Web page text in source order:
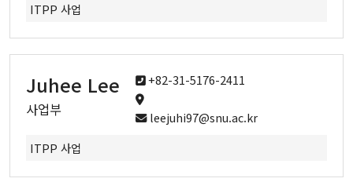
ITPP 사업
Juhee Lee
사업부
+82-31-5176-2411
leejuhi97@snu.ac.kr
ITPP 사업